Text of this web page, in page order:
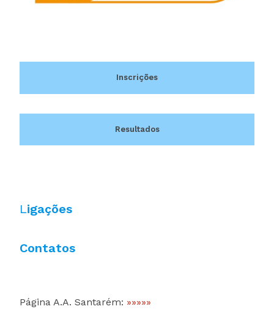
Inscrições
Resultados
Ligações
Contatos
Página A.A. Santarém: »»»»»